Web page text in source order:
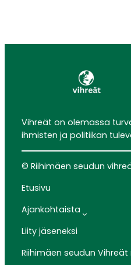
Vihreät on olemassa
ihmisten ja politiikan
© Riihimäen seudun
Etusivu
Ajankohtaista
Liity jäseneksi
Riihimäen seudun Vihreät